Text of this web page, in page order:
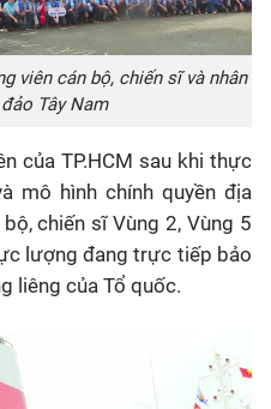
viên cán bộ, chiến sĩ và nhân
Tây Nam
của TP.HCM sau khi thực
mô hình chính quyền địa
chiến sĩ Vùng 2, Vùng 5
lượng đang trực tiếp bảo
liêng của Tổ quốc.